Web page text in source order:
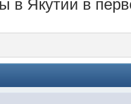
в Якутии в